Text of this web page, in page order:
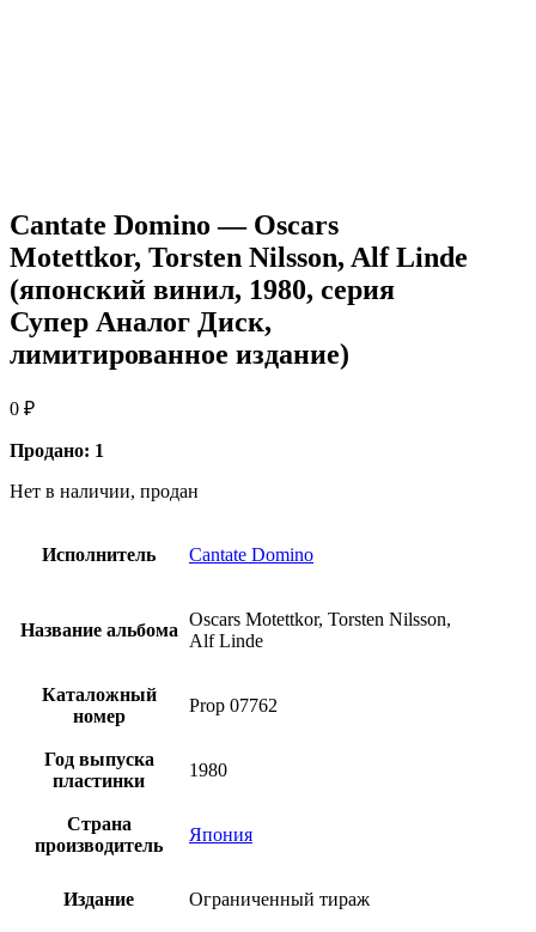
Cantate Domino — Oscars
Motettkor, Torsten Nilsson, Alf Linde
(японский винил, 1980, серия
Супер Аналог Диск,
лимитированное издание)
0 ₽
Продано: 1
Нет в наличии, продан
Исполнитель Cantate Domino
Название альбома
Oscars Motettkor, Torsten Nilsson,
Alf Linde
Каталожный
номер
Prop 07762
Год выпуска
пластинки
1980
Страна
производитель
Япония
Издание Ограниченный тираж